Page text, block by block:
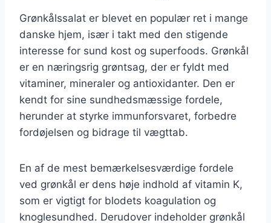
Grønkålssalat er blevet en populær ret i mange
danske hjem, især i takt med den stigende
interesse for sund kost og superfoods. Grønkål
er en næringsrig grøntsag, der er fyldt med
vitaminer, mineraler og antioxidanter. Den er
kendt for sine sundhedsmæssige fordele,
herunder at styrke immunforsvaret, forbedre
fordøjelsen og bidrage til vægttab.
En af de mest bemærkelsesværdige fordele
ved grønkål er dens høje indhold af vitamin K,
som er vigtigt for blodets koagulation og
knoglesundhed. Derudover indeholder grønkål